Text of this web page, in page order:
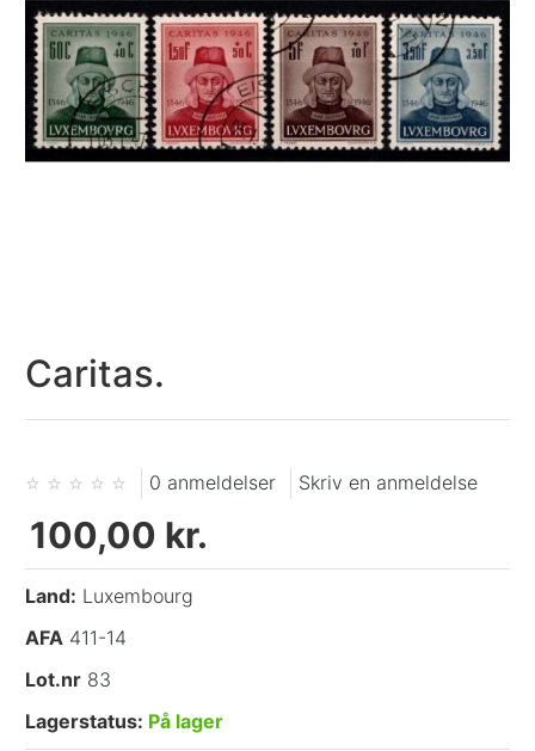
Caritas.
0 anmeldelser Skriv en anmeldelse
100,00 kr.
Land: Luxembourg
AFA 411-14
Lot.nr 83
Lagerstatus: På lager